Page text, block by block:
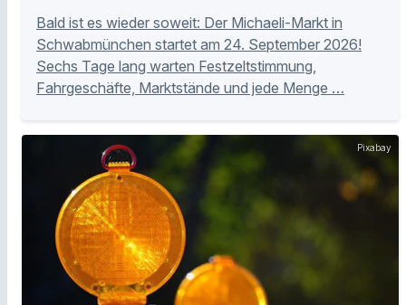
Bald ist es wieder soweit: Der Michaeli-Markt in
Schwabmünchen startet am 24. September 2026!
Sechs Tage lang warten Festzeltstimmung,
Fahrgeschäfte, Marktstände und jede Menge …
Pixabay